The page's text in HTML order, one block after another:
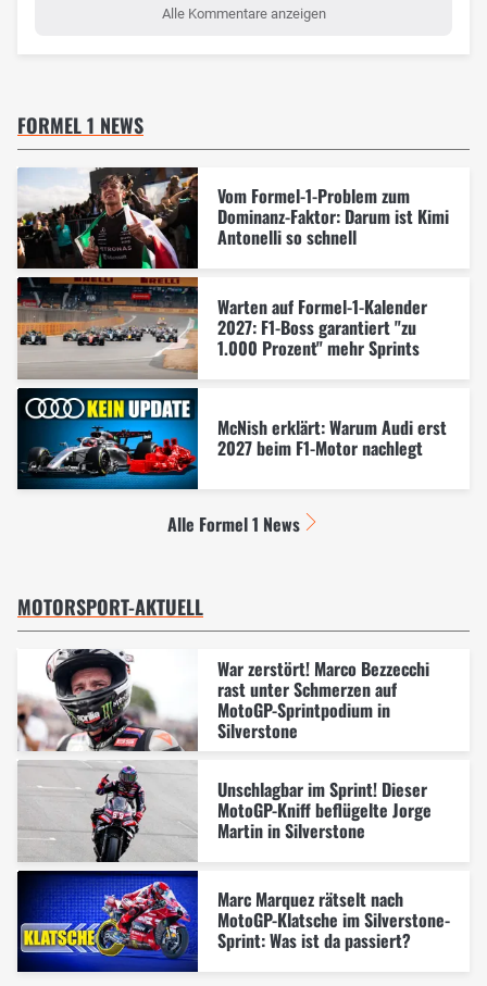
Alle Kommentare anzeigen
FORMEL 1 NEWS
Vom Formel-1-Problem zum
Dominanz-Faktor: Darum ist Kimi
Antonelli so schnell
Warten auf Formel-1-Kalender
2027: F1-Boss garantiert "zu
1.000 Prozent" mehr Sprints
McNish erklärt: Warum Audi erst
2027 beim F1-Motor nachlegt
Alle Formel 1 News
MOTORSPORT-AKTUELL
War zerstört! Marco Bezzecchi
rast unter Schmerzen auf
MotoGP-Sprintpodium in
Silverstone
Unschlagbar im Sprint! Dieser
MotoGP-Kniff beflügelte Jorge
Martin in Silverstone
Marc Marquez rätselt nach
MotoGP-Klatsche im Silverstone-
Sprint: Was ist da passiert?